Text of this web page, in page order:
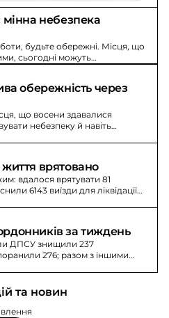
мінна небезпека
будьте обережні. Місця, що
сьогодні можуть
обережність через
що восени здавалися
небезпеку й навіть
врятовано
вдалося врятувати 81
6143 виїзди для ліквідації
за тиждень
ДПСУ знищили 237
276; разом з іншими
та новин